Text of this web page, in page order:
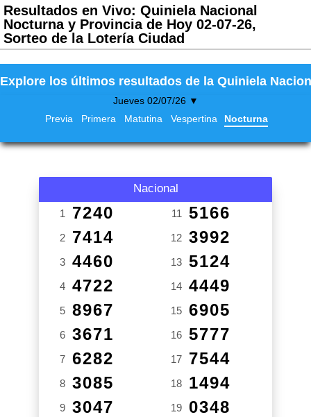
Resultados en Vivo: Quiniela Nacional
Nocturna y Provincia de Hoy 02-07-26,
Sorteo de la Lotería Ciudad
Explore los últimos resultados de la Quiniela
Jueves 02/07/26 ▼
Previa
Primera Matutina Vespertina Nocturna
Nacional
1 7240
2 7414
3 4460
4 4722
5 8967
6 3671
7 6282
8 3085
9 3047
11 5166
12 3992
13 5124
14 4449
15 6905
16 5777
17 7544
18 1494
19 0348